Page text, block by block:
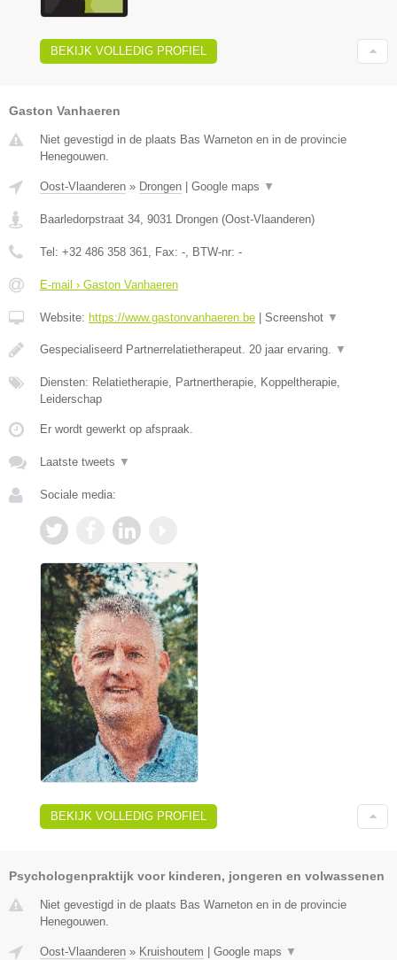
BEKIJK VOLLEDIG PROFIEL
Gaston Vanhaeren
Niet gevestigd in de plaats Bas Warneton en in de provincie
Henegouwen.
Oost-Vlaanderen » Drongen Google maps ▼
Baarledorpstraat 34, 9031 Drongen (Oost-Vlaanderen)
Tel: +32 486 358 361, Fax: -, BTW-nr: -
E-mail › Gaston Vanhaeren
Website: https://www.gastonvanhaeren.be Screenshot ▼
Gespecialiseerd Partnerrelatietherapeut. 20 jaar ervaring. ▼
Diensten: Relatietherapie, Partnertherapie, Koppeltherapie,
Leiderschap
Er wordt gewerkt op afspraak.
Laatste tweets ▼
Sociale media:
BEKIJK VOLLEDIG PROFIEL
Psychologenpraktijk voor kinderen, jongeren en volwassenen
Niet gevestigd in de plaats Bas Warneton en in de provincie
Henegouwen.
Oost-Vlaanderen » Kruishoutem Google maps ▼